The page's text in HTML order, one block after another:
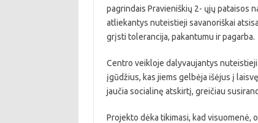
pagrindais Pravieniškių 2- ųjų pataisos
atliekantys nuteistieji savanoriškai
grįsti tolerancija, pakantumu ir pagarba.
Centro veikloje dalyvaujantys
įgūdžius, kas jiems gelbėja išėjus į
jaučia socialinę atskirtį, greičiau
Projekto dėka tikimasi, kad visuomenė,